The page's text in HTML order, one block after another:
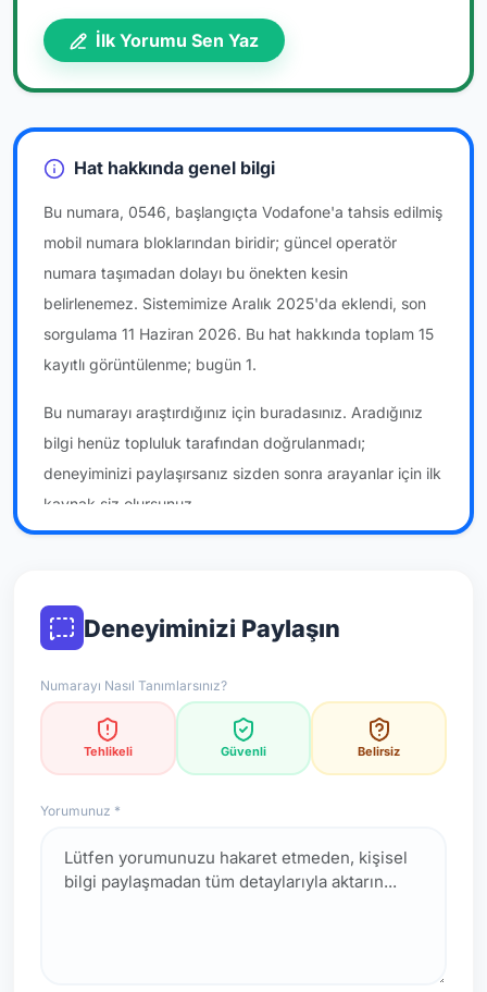
İlk Yorumu Sen Yaz
Hat hakkında genel bilgi
Bu numara, 0546, başlangıçta Vodafone'a tahsis edilmiş
mobil numara bloklarından biridir; güncel operatör
numara taşımadan dolayı bu önekten kesin
belirlenemez. Sistemimize Aralık 2025'da eklendi, son
sorgulama 11 Haziran 2026. Bu hat hakkında toplam 15
kayıtlı görüntülenme; bugün 1.
Bu numarayı araştırdığınız için buradasınız. Aradığınız
bilgi henüz topluluk tarafından doğrulanmadı;
deneyiminizi paylaşırsanız sizden sonra arayanlar için ilk
kaynak siz olursunuz.
Deneyiminizi Paylaşın
Numarayı Nasıl Tanımlarsınız?
Tehlikeli Güvenli Belirsiz
Yorumunuz *